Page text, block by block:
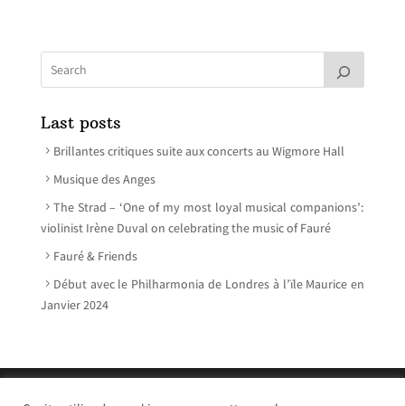
Last posts
Brillantes critiques suite aux concerts au Wigmore Hall
Musique des Anges
The Strad – ‘One of my most loyal musical companions’:
violinist Irène Duval on celebrating the music of Fauré
Fauré & Friends
Début avec le Philharmonia de Londres à l’ïle Maurice en
Janvier 2024